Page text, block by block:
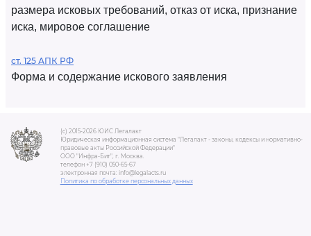
размера исковых требований, отказ от иска, признание
иска, мировое соглашение
ст. 125 АПК РФ
Форма и содержание искового заявления
(c) 2015-2026 ЮИС Легалакт
Юридическая информационная система "Легалакт - законы, кодексы и нормативно-
правовые акты Российской Федерации"
ООО "Инфра-Бит", г. Москва.
телефон +7 (910) 050-65-67
электронная почта: info@legalacts.ru
Политика по обработке персональных данных